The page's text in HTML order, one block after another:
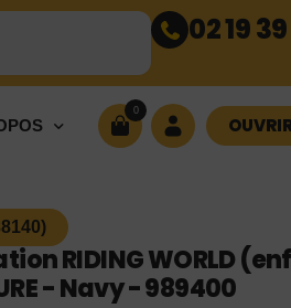
02 19
0
RIDING WORLD
- Navy - 989400